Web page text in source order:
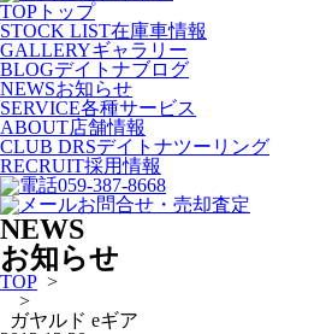
TOP トップ
STOCK LIST在庫車情報
GALLERYギャラリー
BLOGデイトナブログ
NEWSお知らせ
SERVICE各種サービス
ABOUT店舗情報
CLUB DRSデイトナツーリング
RECRUIT採用情報
059-387-8668
お問合せ・売却査定
NEWS
お知らせ
TOP >
>
ガヤルド eギア